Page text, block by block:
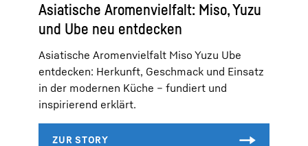
Asiatische Aromenvielfalt: Miso, Yuzu
und Ube neu entdecken
Asiatische Aromenvielfalt Miso Yuzu Ube
entdecken: Herkunft, Geschmack und Einsatz
in der modernen Küche – fundiert und
inspirierend erklärt.